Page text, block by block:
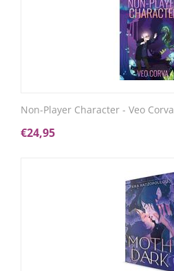
Non-Player Character - Veo Corva
€24,95